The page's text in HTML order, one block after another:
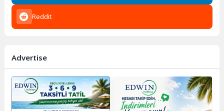
Reddit
Advertise